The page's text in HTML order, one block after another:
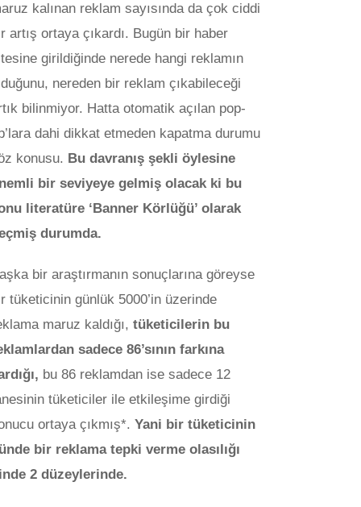
kalınan reklam sayısında da çok ciddi
artış ortaya çıkardı. Bugün bir haber
girildiğinde nerede hangi reklamın
nereden bir reklam çıkabileceği
bilinmiyor. Hatta otomatik açılan pop-
dahi dikkat etmeden kapatma durumu
konusu. Bu davranış şekli öylesine
bir seviyeye gelmiş olacak ki bu
literatüre ‘Banner Körlüğü’ olarak
durumda.
bir araştırmanın sonuçlarına göreyse
tüketicinin günlük 5000’in üzerinde
maruz kaldığı, tüketicilerin bu
sadece 86’sının farkına
bu 86 reklamdan ise sadece 12
tüketiciler ile etkileşime girdiği
ortaya çıkmış*. Yani bir tüketicinin
bir reklama tepki verme olasılığı
2 düzeylerinde.